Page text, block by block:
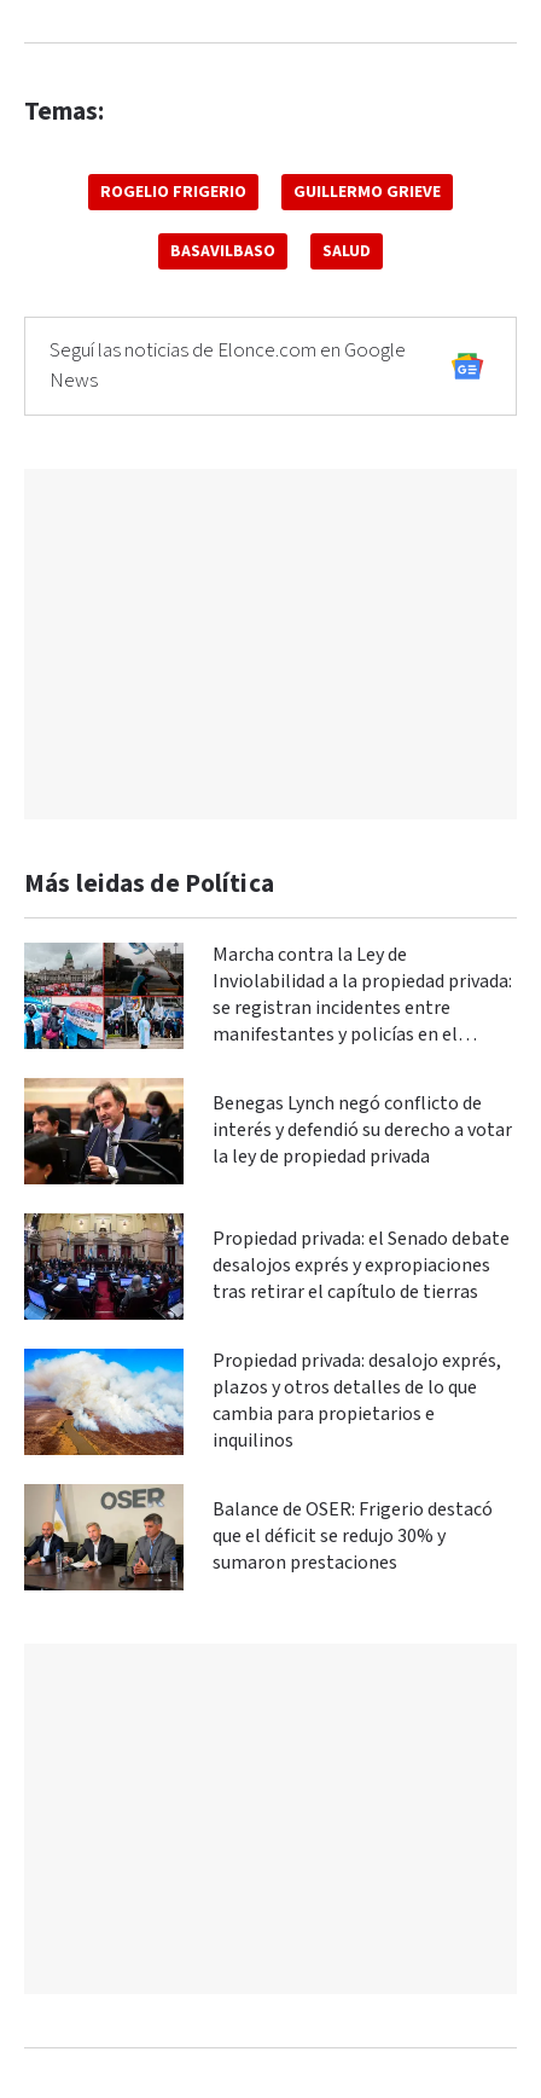
Temas:
ROGELIO FRIGERIO GUILLERMO GRIEVE
BASAVILBASO SALUD
Seguí las noticias de Elonce.com en Google
News
Más leidas de Política
Marcha contra la Ley de
Inviolabilidad a la propiedad privada:
se registran incidentes entre
manifestantes y policías en el
Benegas Lynch negó conflicto de
interés y defendió su derecho a votar
la ley de propiedad privada
Propiedad privada: el Senado debate
desalojos exprés y expropiaciones
tras retirar el capítulo de tierras
Propiedad privada: desalojo exprés,
plazos y otros detalles de lo que
cambia para propietarios e
inquilinos
Balance de OSER: Frigerio destacó
que el déficit se redujo 30% y
sumaron prestaciones